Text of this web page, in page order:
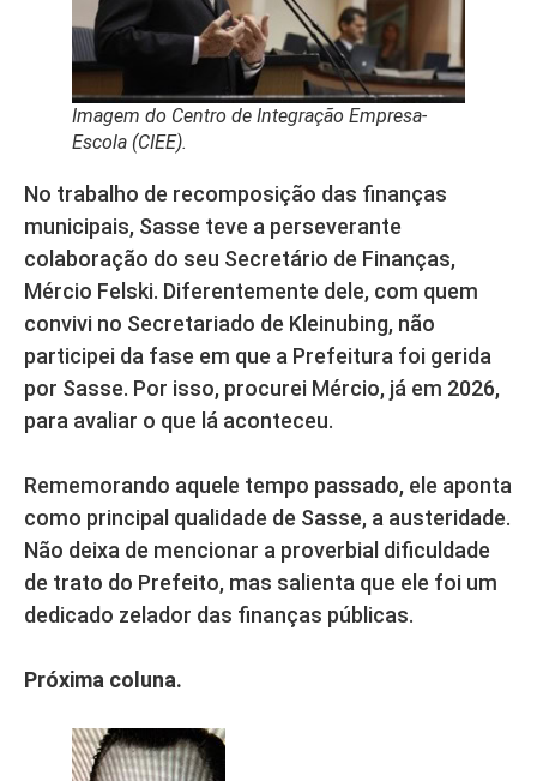
Imagem do Centro de Integração Empresa-
Escola (CIEE).
No trabalho de recomposição das finanças
municipais, Sasse teve a perseverante
colaboração do seu Secretário de Finanças,
Mércio Felski. Diferentemente dele, com quem
convivi no Secretariado de Kleinubing, não
participei da fase em que a Prefeitura foi gerida
por Sasse. Por isso, procurei Mércio, já em 2026,
para avaliar o que lá aconteceu.
Rememorando aquele tempo passado, ele aponta
como principal qualidade de Sasse, a austeridade.
Não deixa de mencionar a proverbial dificuldade
de trato do Prefeito, mas salienta que ele foi um
dedicado zelador das finanças públicas.
Próxima coluna.